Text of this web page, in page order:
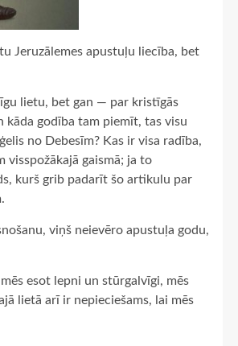
Jeruzālemes apustuļu liecība, bet
lietu, bet gan — par kristīgās
kāda godība tam piemīt, tas visu
no Debesīm? Kas ir visa radība,
visspožākajā gaismā; ja to
kurš grib padarīt šo artikulu par
viņš neievēro apustuļa godu,
esot lepni un stūrgalvīgi, mēs
lietā arī ir nepieciešams, lai mēs